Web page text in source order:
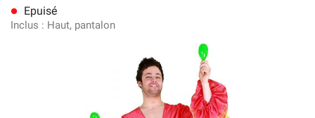
lens Epuisé
Inclus : Haut, pantalon